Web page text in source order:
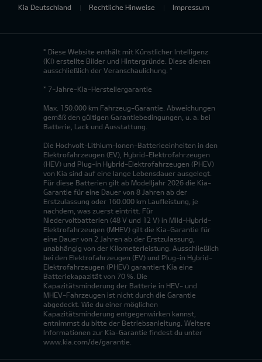
Kia Deutschland Rechtliche Hinweise Impressum
* Diese Website enthält mit Künstlicher Intelligenz
(KI) erstellte Bilder und Hintergründe. Diese dienen
ausschließlich der Veranschaulichung. *
* 7-Jahre-Kia-Herstellergarantie
Max. 150.000 km Fahrzeug-Garantie. Abweichungen
gemäß den gültigen Garantiebedingungen, u. a. bei
Batterie, Lack und Ausstattung.
Die Hochvolt-Lithium-Ionen-Batterieeinheiten in den
Elektrofahrzeugen (EV), Hybrid-Elektrofahrzeugen
(HEV) und Plug-in Hybrid-Elektrofahrzeugen (PHEV)
von Kia sind auf eine lange Lebensdauer ausgelegt.
Für diese Batterien gilt ab Modelljahr 2026 die Kia-
Garantie für eine Dauer von 8 Jahren ab der
Erstzulassung oder 160.000 km Laufleistung, je
nachdem, was zuerst eintritt. Für
Niedervoltbatterien (48 V und 12 V) in Mild-Hybrid-
Elektrofahrzeugen (MHEV) gilt die Kia-Garantie für
eine Dauer von 2 Jahren ab der Erstzulassung,
unabhängig von der Kilometerleistung. Ausschließlich
bei den Elektrofahrzeugen (EV) und Plug-in Hybrid-
Elektrofahrzeugen (PHEV) garantiert Kia eine
Batteriekapazität von 70 %. Die
Kapazitätsminderung der Batterie in HEV- und
MHEV-Fahrzeugen ist nicht durch die Garantie
abgedeckt. Wie du einer möglichen
Kapazitätsminderung entgegenwirken kannst,
entnimmst du bitte der Betriebsanleitung. Weitere
Informationen zur Kia-Garantie findest du unter
www.kia.com/de/garantie.